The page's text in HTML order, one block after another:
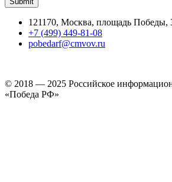
121170, Москва, площадь Победы,
+7 (499) 449-81-08
pobedarf@cmvov.ru
© 2018 — 2025 Российское
«Победа РФ»